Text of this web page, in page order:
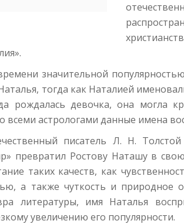
значительной
тогда как Наталией
рождалась девочка, она могла
всеми астрологами данные имена
писатель Л. Н.
превратил Ростову Наташу в
таких качеств, как
а также чуткость и природное
литературы, имя Наталья
увеличению его популярности.